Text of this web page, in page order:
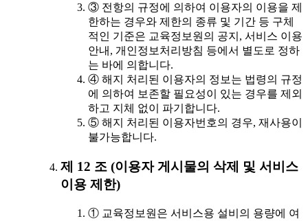
③ 전항의 규정에 의하여 이용자의 이용을 제
한하는 경우와 제한의 종류 및 기간 등 구체
적인 기준은 교육정보원의 공지, 서비스 이용
안내, 개인정보처리방침 등에서 별도로 정하
는 바에 의합니다.
④ 해지 처리된 이용자의 정보는 법령의 규정
에 의하여 보존할 필요성이 있는 경우를 제외
하고 지체 없이 파기합니다.
⑤ 해지 처리된 이용자번호의 경우, 재사용이
불가능합니다.
제 12 조 (이용자 게시물의 삭제 및 서비스
이용 제한)
① 교육정보원은 서비스용 설비의 용량에 여